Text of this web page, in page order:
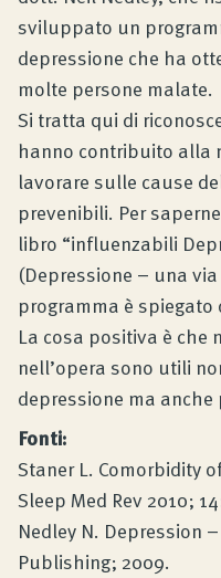
sviluppato un
depressione che ha
molte persone malate.
Si tratta qui di
hanno contribuito alla
lavorare sulle cause
prevenibili. Per
libro “influenzabili
(Depressione – una
programma è
La cosa positiva è
nell’opera sono utili
depressione ma
Fonti:
Staner L. Comorbidity
Sleep Med Rev 2010;
Nedley N. Depression
Publishing; 2009.